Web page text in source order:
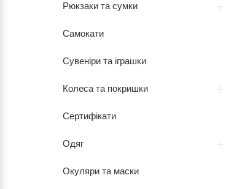
Рюкзаки та сумки
Самокати
Сувеніри та іграшки
Колеса та покришки
Сертифікати
Одяг
Окуляри та маски